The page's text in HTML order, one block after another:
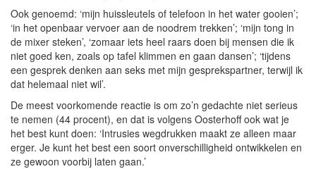
Ook genoemd: ‘mijn huissleutels of telefoon in het water gooien’;
‘in het openbaar vervoer aan de noodrem trekken’; ‘mijn tong in
de mixer steken’, ‘zomaar iets heel raars doen bij mensen die ik
niet goed ken, zoals op tafel klimmen en gaan dansen’; ‘tijdens
een gesprek denken aan seks met mijn gesprekspartner, terwijl ik
dat helemaal niet wil’.
De meest voorkomende reactie is om zo’n gedachte niet serieus
te nemen (44 procent), en dat is volgens Oosterhoff ook wat je
het best kunt doen: ‘Intrusies wegdrukken maakt ze alleen maar
erger. Je kunt het best een soort onverschilligheid ontwikkelen en
ze gewoon voorbij laten gaan.’